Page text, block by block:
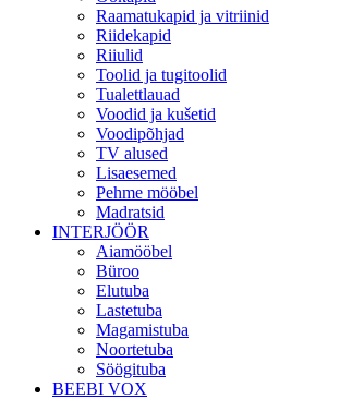
Raamatukapid ja vitriinid
Riidekapid
Riiulid
Toolid ja tugitoolid
Tualettlauad
Voodid ja kušetid
Voodipõhjad
TV alused
Lisaesemed
Pehme mööbel
Madratsid
INTERJÖÖR
Aiamööbel
Büroo
Elutuba
Lastetuba
Magamistuba
Noortetuba
Söögituba
BEEBI VOX